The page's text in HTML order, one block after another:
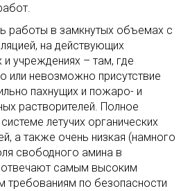
работы в замкнутых объемах с
на действующих
и учреждениях – там, где
или невозможно присутствие
пахнущих и пожаро- и
растворителей. Полное
летучих органических
а также очень низкая (намного
свободного амина в
отвечают самым высоким
требованиям по безопасности